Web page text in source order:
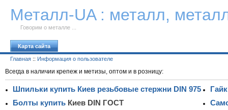
Металл-UA : металл,
Говорим о металле ...
Карта сайта
Главная :: Информация о пользователе
Всегда в наличии крепеж и метизы, оптом и в розницу:
Шпильки купить Киев резьбовые стержни DIN 975
Болты купитьКиев DIN ГОСТ